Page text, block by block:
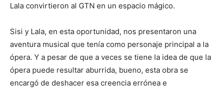
Lala convirtieron al GTN en un espacio mágico.
Sisi y Lala, en esta oportunidad, nos presentaron una
aventura musical que tenía como personaje principal a la
ópera. Y a pesar de que a veces se tiene la idea de que la
ópera puede resultar aburrida, bueno, esta obra se
encargó de deshacer esa creencia errónea e